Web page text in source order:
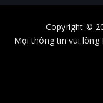
Copyright ©
Mọi thông tin vui